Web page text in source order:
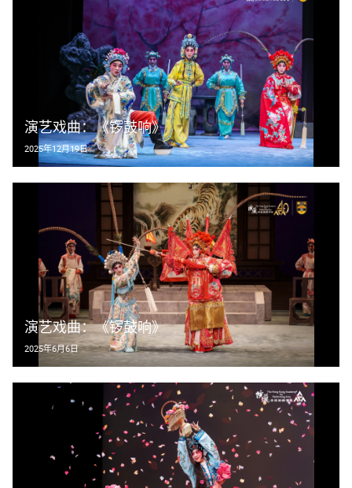
演艺戏曲：《锣鼓响》
2025年12月19日
演艺戏曲：《锣鼓响》
2025年6月6日